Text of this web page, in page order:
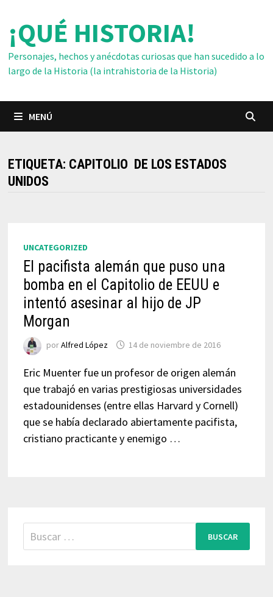
contenido
¡QUÉ HISTORIA!
Personajes, hechos y anécdotas curiosas que han sucedido a lo
largo de la Historia (la intrahistoria de la Historia)
MENÚ
ETIQUETA: CAPITOLIO DE LOS ESTADOS
UNIDOS
UNCATEGORIZED
El pacifista alemán que puso una
bomba en el Capitolio de EEUU e
intentó asesinar al hijo de JP
Morgan
porAlfred López 14 de noviembre de 2016
Eric Muenter fue un profesor de origen alemán
que trabajó en varias prestigiosas universidades
estadounidenses (entre ellas Harvard y Cornell)
que se había declarado abiertamente pacifista,
cristiano practicante y enemigo …
Buscar: